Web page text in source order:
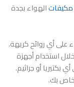
الهواء بجدة
على أي روائح كريهة.
استخدام أجهزة
أو جراثيم.
بك.